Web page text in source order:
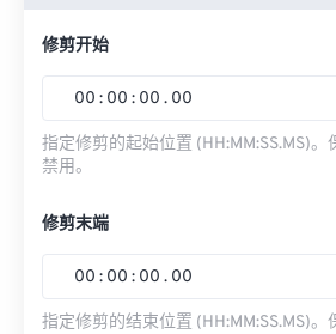
修剪开始
00 : 00 : 00 . 00
指定修剪的起始位置 (HH:MM:SS.MS)
禁用。
修剪末端
00 : 00 : 00 . 00
指定修剪的结束位置 (HH:MM:SS.MS)